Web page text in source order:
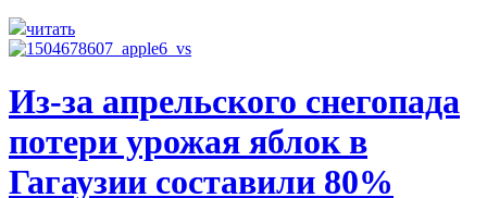
читать
Из-за апрельского снегопада
потери урожая яблок в
Гагаузии составили 80%